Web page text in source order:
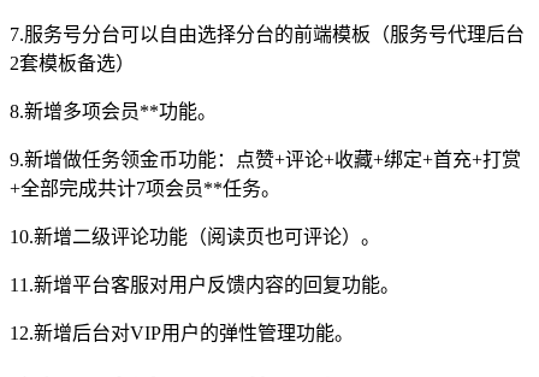
7.服务号分台可以自由选择分台的前端模板（服务号代理后台
2套模板备选）
8.新增多项会员**功能。
9.新增做任务领金币功能：点赞+评论+收藏+绑定+首充+打赏
+全部完成共计7项会员**任务。
10.新增二级评论功能（阅读页也可评论）。
11.新增平台客服对用户反馈内容的回复功能。
12.新增后台对VIP用户的弹性管理功能。